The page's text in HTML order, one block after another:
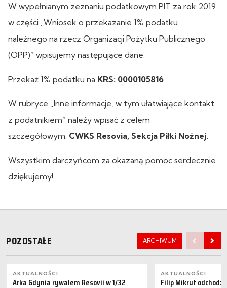
W wypełnianym zeznaniu podatkowym PIT za rok 2019
w części „Wniosek o przekazanie 1% podatku
należnego na rzecz Organizacji Pożytku Publicznego
(OPP)” wpisujemy następujące dane:
Przekaż 1% podatku na KRS: 0000105816
W rubryce „Inne informacje, w tym ułatwiające kontakt
z podatnikiem” należy wpisać z celem
szczegółowym: CWKS Resovia, Sekcja Piłki Nożnej.
Wszystkim darczyńcom za okazaną pomoc serdecznie
dziękujemy!
POZOSTAŁE ARCHIWUM
AKTUALNOŚCI
Arka Gdynia rywalem Resovii w 1/32
AKTUALNOŚCI
Filip Mikrut